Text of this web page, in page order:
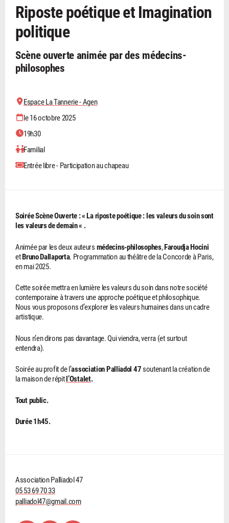
Riposte poétique et Imagination
politique
Scène ouverte animée par des médecins-
philosophes
Espace La Tannerie - Agen
le 16 octobre 2025
19h30
Familial
Entrée libre - Participation au chapeau
Soirée Scène Ouverte : « La riposte poétique : les valeurs du soin sont
les valeurs de demain « .
Animée par les deux auteurs médecins-philosophes,Faroudja Hocini
etBruno Dallaporta. Programmation au théâtre de la Concorde à Paris,
en mai 2025.
Cette soirée mettra en lumière les valeurs du soin dans notre société
contemporaine à travers une approche poétique et philosophique.
Nous vous proposons d’explorer les valeurs humaines dans un cadre
artistique.
Nous n’en dirons pas davantage. Qui viendra, verra (et surtout
entendra).
Soirée au profit de l’association Palliadol 47soutenant la création de
la maison de répitl’Ostalet.
Tout public.
Durée 1h45.
Association Palliadol 47
05 53 69 70 33
palliadol47@gmail.com